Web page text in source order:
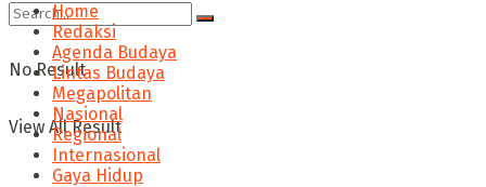
No Result
View All Result
Home
Redaksi
Agenda Budaya
Lintas Budaya
Megapolitan
Nasional
Regional
Internasional
Gaya Hidup